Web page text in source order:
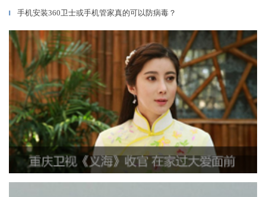
▎ 手机安装360卫士或手机管家真的可以防病毒？